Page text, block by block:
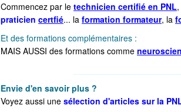
Commencez par le technicien certifié en PNL
praticien certfié... la formation formateur, la
Et des formations complémentaires :
MAIS AUSSI des formations comme
Envie d'en savoir plus ?
Voyez aussi une sélection d'articles sur la